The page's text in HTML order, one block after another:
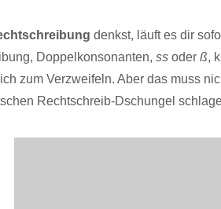
denkst, läuft es dir
Doppelkonsonanten,ss oderß,
zum Verzweifeln. Aber das muss
Rechtschreib-Dschungel